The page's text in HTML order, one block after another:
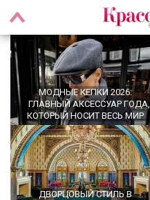
МОДНЫЕ КЕПКИ 2026:
ГЛАВНЫЙ АКСЕССУАР ГОДА,
КОТОРЫЙ НОСИТ ВЕСЬ МИР
ДВОРЦОВЫЙ СТИЛЬ В